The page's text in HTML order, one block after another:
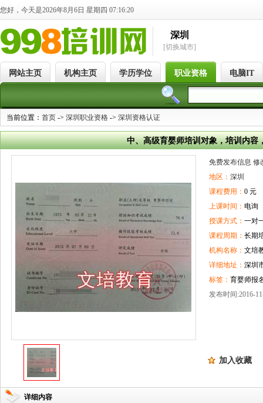
您好，今天是2026年8月6日 星期四 07:16:20
深圳
[切换城市]
网站主页 机构主页 学历学位 职业资格 电脑IT
当前位置： 首页 -> 深圳职业资格 -> 深圳资格认证
中、高级育婴师培训对象，培训内容
免费发布信息 修
地区： 深圳
课程费用： 0 元
上课时间： 电询
授课方式： 一对
课程周期： 长期
机构名称： 文培
详细地址： 深圳
标签： 育婴师报
发布时间:2016-
加入收藏
详细内容